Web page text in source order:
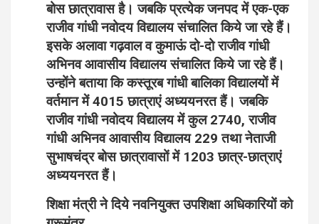
बोस छात्रावास है। जबकि प्रत्येक जनपद में एक-एक
राजीव गांधी नवोदय विद्यालय संचालित किये जा रहे हैं।
इसके अलावा गढ़वाल व कुमाऊं दो-दो राजीव गांधी
अभिनव आवासीय विद्यालय संचालित किये जा रहे हैं।
उन्होंने बताया कि कस्तूरब गांधी बालिका विद्यालयों में
वर्तमान में 4015 छात्राएं अध्ययनरत हैं। जबकि
राजीव गांधी नवोदय विद्यालय में कुल 2740, राजीव
गांधी अभिनव आवासीय विद्यालय 229 तथा नेताजी
सुभाषचंद्र बोस छात्रावासों में 1203 छात्र-छात्राएं
अध्ययनरत हैं।
शिक्षा मंत्री ने दिये नवनियुक्त उपशिक्षा अधिकारियों को